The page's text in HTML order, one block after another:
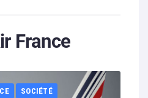
France
SOCIÉTÉ